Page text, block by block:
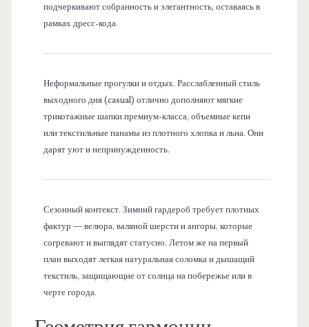
подчеркивают собранность и элегантность, оставаясь в
рамках дресс-кода.
Неформальные прогулки и отдых. Расслабленный стиль
выходного дня (casual) отлично дополняют мягкие
трикотажные шапки премиум-класса, объемные кепи
или текстильные панамы из плотного хлопка и льна. Они
дарят уют и непринужденность.
Сезонный контекст. Зимний гардероб требует плотных
фактур — велюра, валяной шерсти и ангоры, которые
согревают и выглядят статусно. Летом же на первый
план выходят легкая натуральная соломка и дышащий
текстиль, защищающие от солнца на побережье или в
черте города.